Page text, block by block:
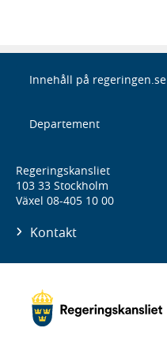
Innehåll på regeringen.se
Departement
Regeringskansliet
103 33 Stockholm
Växel 08-405 10 00
Kontakt